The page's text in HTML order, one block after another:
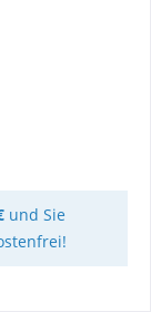
und Sie